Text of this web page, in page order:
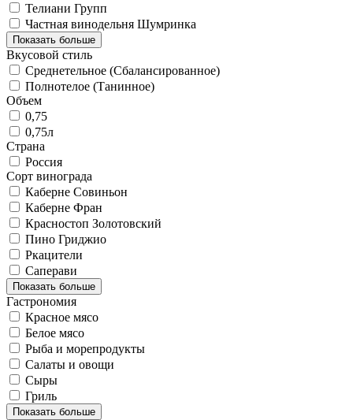
Телиани Групп
Частная винодельня Шумринка
Показать больше
Вкусовой стиль
Среднетельное (Сбалансированное)
Полнотелое (Танинное)
Объем
0,75
0,75л
Страна
Россия
Сорт винограда
Каберне Совиньон
Каберне Фран
Красностоп Золотовский
Пино Гриджио
Ркацители
Саперави
Показать больше
Гастрономия
Красное мясо
Белое мясо
Рыба и морепродукты
Салаты и овощи
Сыры
Гриль
Показать больше